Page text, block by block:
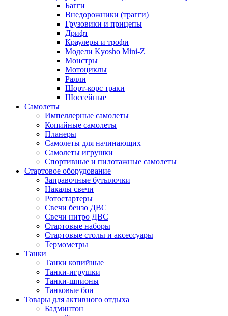
Багги
Внедорожники (трагги)
Грузовики и прицепы
Дрифт
Краулеры и трофи
Модели Kyosho Mini-Z
Монстры
Мотоциклы
Ралли
Шорт-корс траки
Шоссейные
Самолеты
Импеллерные самолеты
Копийные самолеты
Планеры
Самолеты для начинающих
Самолеты игрушки
Спортивные и пилотажные самолеты
Стартовое оборудование
Заправочные бутылочки
Накалы свечи
Ротостартеры
Свечи бензо ДВС
Свечи нитро ДВС
Стартовые наборы
Стартовые столы и аксессуары
Термометры
Танки
Танки копийные
Танки-игрушки
Танки-шпионы
Танковые бои
Товары для активного отдыха
Бадминтон